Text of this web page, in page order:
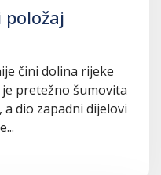
čini dolina rijeke
pretežno šumovita
dio zapadni dijelovi